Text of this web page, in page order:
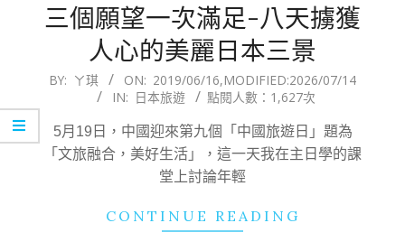
三個願望一次滿足-八天擄獲
人心的美麗日本三景
2019-
16
BY: ㄚ琪 ON: 2019/06/16,MODIFIED:2026/07/14
IN: 日本旅遊 點閱人數：1,627次
5月19日，中國迎來第九個「中國旅遊日」題為
「文旅融合，美好生活」，這一天我在主日學的課
堂上討論年輕
CONTINUE READING